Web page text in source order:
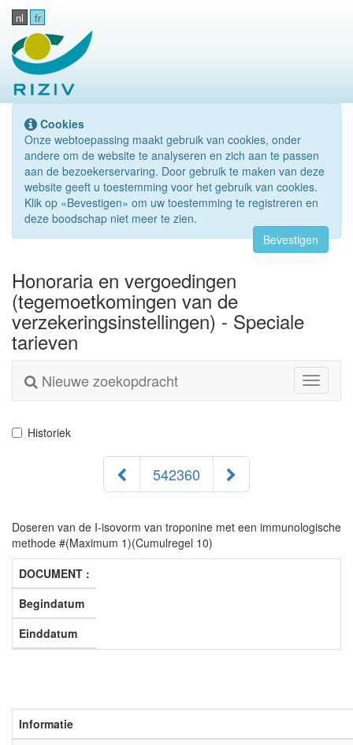
nl fr
Cookies
Onze webtoepassing maakt gebruik van cookies, onder
andere om de website te analyseren en zich aan te passen
aan de bezoekerservaring. Door gebruik te maken van deze
website geeft u toestemming voor het gebruik van cookies.
Klik op «Bevestigen» om uw toestemming te registreren en
deze boodschap niet meer te zien.
Bevestigen
Honoraria en vergoedingen
(tegemoetkomingen van de
verzekeringsinstellingen) - Speciale
tarieven
Toggle
Nieuwe zoekopdracht
Historiek
542360
Doseren van de I-isovorm van troponine met een immunologische
methode #(Maximum 1)(Cumulregel 10)
DOCUMENT :
Begindatum
Einddatum
Informatie